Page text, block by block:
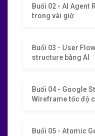
AI không thay thế
biết dùng AI sẽ
chưa?
Buổi 02 - AI Agent
trong vài giờ
Buổi 03 - User
structure bằng AI
Buổi 04 - Google
Wireframe tốc độ
Buổi 05 - Atomic